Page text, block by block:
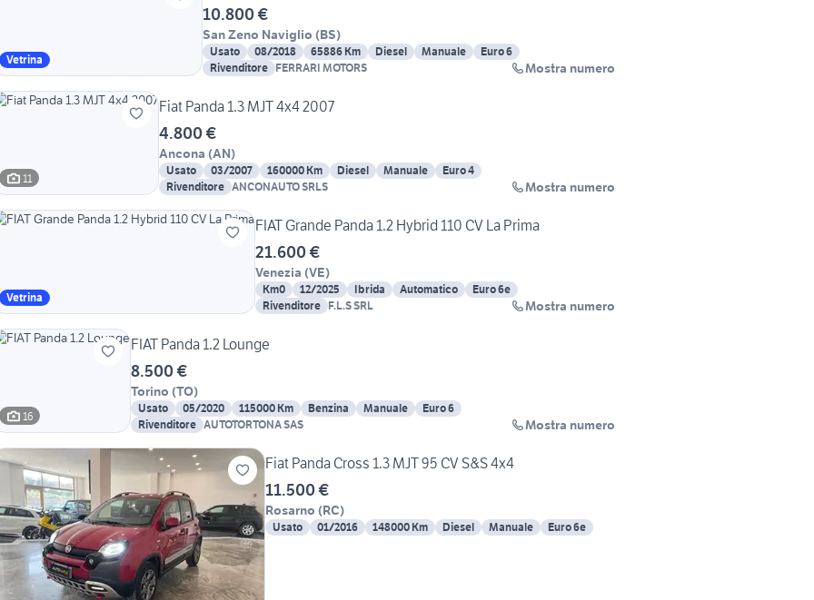
Vetrina
10.800 €
San Zeno Naviglio (BS)
Usato 08/2018 65886 Km Diesel Manuale
Euro 6
Rivenditore FERRARI MOTORS Mostra numero
11
Fiat Panda 1.3 MJT 4x4 2007
4.800 €
Ancona (AN)
Usato 03/2007 160000 Km Diesel Manuale
Euro 4
Rivenditore ANCONAUTO SRLS Mostra numero
Vetrina
FIAT Grande Panda 1.2 Hybrid 110 CV La Prima
21.600 €
Venezia (VE)
Km0 12/2025 Ibrida Automatico
Euro 6e
Rivenditore F.L.S SRL Mostra numero
16
FIAT Panda 1.2 Lounge
8.500 €
Torino (TO)
Usato 05/2020 115000 Km Benzina Manuale
Euro 6
Rivenditore AUTOTORTONA SAS Mostra numero
Fiat Panda Cross 1.3 MJT 95 CV S&S 4x4
11.500 €
Rosarno (RC)
Usato 01/2016 148000 Km Diesel Manuale Euro 6e